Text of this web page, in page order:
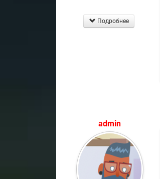
Подробнее
admin